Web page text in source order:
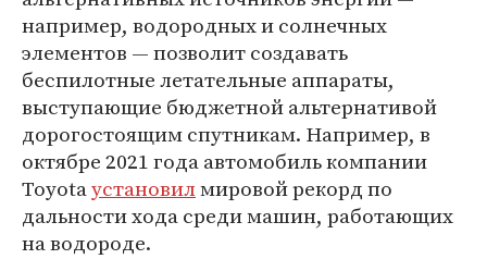
например, водородных и солнечных
элементов — позволит создавать
беспилотные летательные аппараты,
выступающие бюджетной альтернативой
дорогостоящим спутникам. Например, в
октябре 2021 года автомобиль компании
Toyotaустановилмировой рекорд по
дальности хода среди машин, работающих
на водороде.